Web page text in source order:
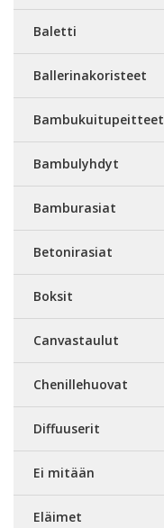
Baletti
Ballerinakoristeet
Bambukuitupeitteet
Bambulyhdyt
Bamburasiat
Betonirasiat
Boksit
Canvastaulut
Chenillehuovat
Diffuuserit
Ei mitään
Eläimet